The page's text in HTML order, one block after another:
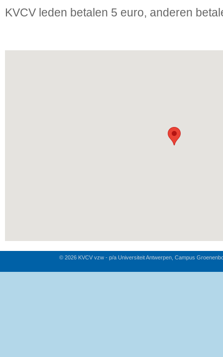
KVCV leden betalen 5 euro, anderen
© 2026 KVCV vzw - p/a Universiteit Antwerpen, Campus